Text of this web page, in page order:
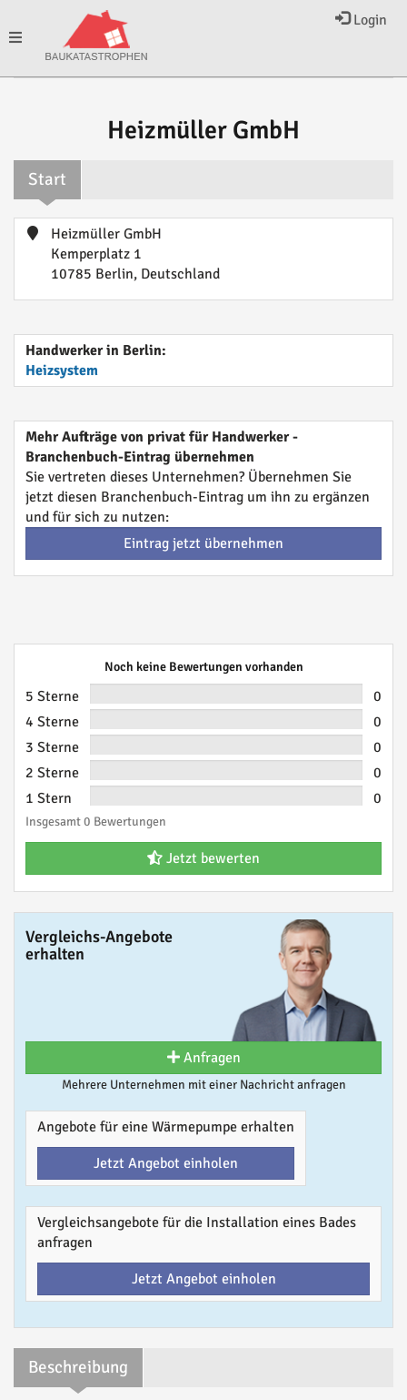
Login
Toggle
Heizmüller GmbH
Start
Heizmüller GmbH
Kemperplatz 1
10785 Berlin, Deutschland
Handwerker in Berlin:
Heizsystem
Mehr Aufträge von privat für Handwerker -
Branchenbuch-Eintrag übernehmen
Sie vertreten dieses Unternehmen? Übernehmen Sie
jetzt diesen Branchenbuch-Eintrag um ihn zu ergänzen
und für sich zu nutzen:
Eintrag jetzt übernehmen
Noch keine Bewertungen vorhanden
5 Sterne
0
4 Sterne
0
3 Sterne
0
2 Sterne
0
1 Stern
0
Insgesamt 0 Bewertungen
Jetzt bewerten
Vergleichs-Angebote
erhalten
Anfragen
Mehrere Unternehmen mit einer Nachricht anfragen
Angebote für eine Wärmepumpe erhalten
Jetzt Angebot einholen
Vergleichsangebote für die Installation eines Bades
anfragen
Jetzt Angebot einholen
Beschreibung